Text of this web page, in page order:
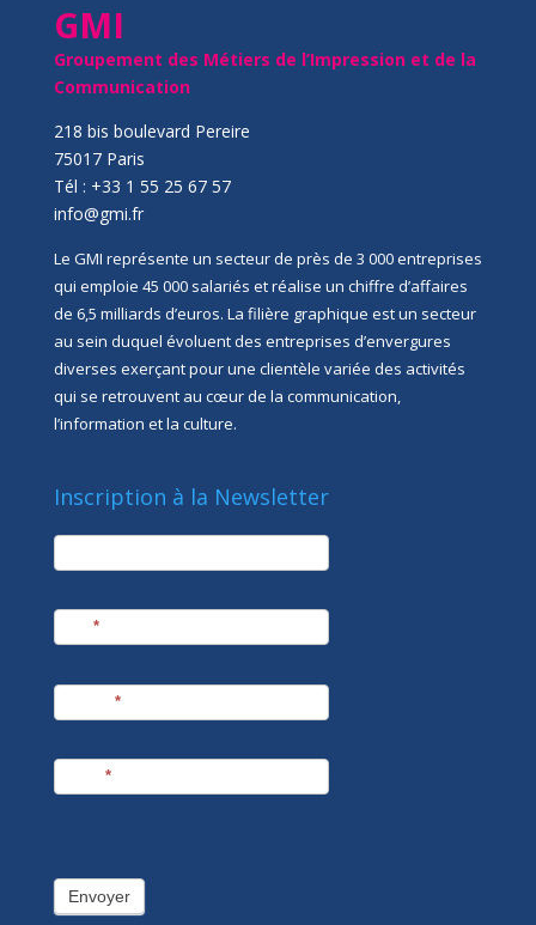
GMI
Groupement des Métiers de l’Impression et de la
Communication
218 bis boulevard Pereire
75017 Paris
Tél : +33 1 55 25 67 57
info@gmi.fr
Le GMI représente un secteur de près de 3 000 entreprises
qui emploie 45 000 salariés et réalise un chiffre d’affaires
de 6,5 milliards d’euros. La filière graphique est un secteur
au sein duquel évoluent des entreprises d’envergures
diverses exerçant pour une clientèle variée des activités
qui se retrouvent au cœur de la communication,
l’information et la culture.
Inscription à la Newsletter
newsletter
*
*
*
Envoyer